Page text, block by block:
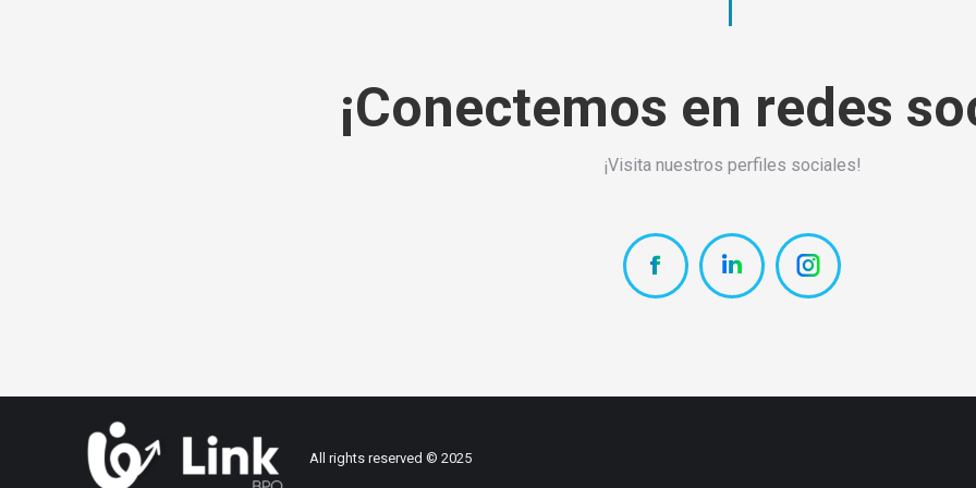
¡Conectemos en redes
¡Visita nuestros perfiles sociales!
Facebook-
LINKBPO
LinkBPO-
Linkedin
Instagram-
LinkBPO
All rights reserved © 2025